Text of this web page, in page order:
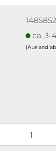
ca. 3-
(Ausland